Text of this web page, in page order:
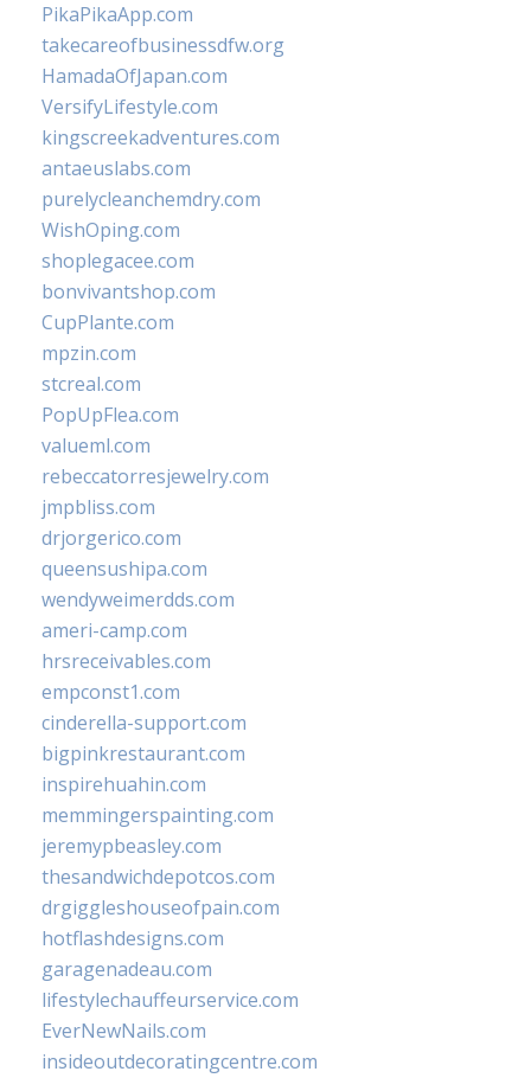
PikaPikaApp.com
takecareofbusinessdfw.org
HamadaOfJapan.com
VersifyLifestyle.com
kingscreekadventures.com
antaeuslabs.com
purelycleanchemdry.com
WishOping.com
shoplegacee.com
bonvivantshop.com
CupPlante.com
mpzin.com
stcreal.com
PopUpFlea.com
valueml.com
rebeccatorresjewelry.com
jmpbliss.com
drjorgerico.com
queensushipa.com
wendyweimerdds.com
ameri-camp.com
hrsreceivables.com
empconst1.com
cinderella-support.com
bigpinkrestaurant.com
inspirehuahin.com
memmingerspainting.com
jeremypbeasley.com
thesandwichdepotcos.com
drgiggleshouseofpain.com
hotflashdesigns.com
garagenadeau.com
lifestylechauffeurservice.com
EverNewNails.com
insideoutdecoratingcentre.com